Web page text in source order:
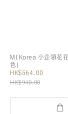
MJ Korea 小企領花
色)
HK$564.00
HK$940.00